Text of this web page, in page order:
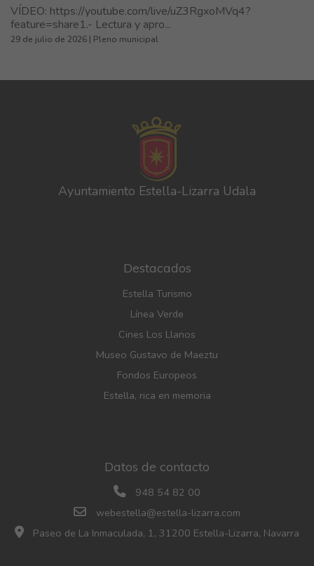
VÍDEO: https://youtube.com/live/uZ3RgxoMVq4?
feature=share1.- Lectura y apro...
29 de julio de 2026 | Pleno municipal
Ayuntamiento Estella-Lizarra Udala
Destacados
Estella Turismo
Línea Verde
Cines Los Llanos
Museo Gustavo de Maeztu
Fondos Europeos
Estella, rica en memoria
Datos de contacto
948 54 82 00
webestella@estella-lizarra.com
Paseo de La Inmaculada, 1, 31200 Estella-Lizarra, Navarra